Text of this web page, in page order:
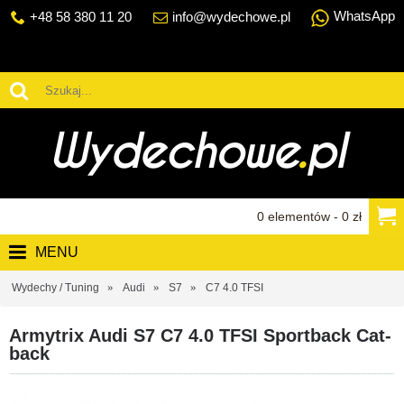
+48 58 380 11 20 info@wydechowe.pl WhatsApp
0 elementów - 0 zł
MENU
Wydechy / Tuning Audi S7 C7 4.0 TFSI
Armytrix Audi S7 C7 4.0 TFSI Sportback Cat-
back